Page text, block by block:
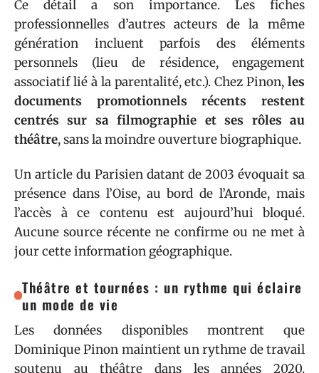
Ce détail a son importance. Les fiches
professionnelles d’autres acteurs de la même
génération incluent parfois des éléments
personnels (lieu de résidence, engagement
associatif lié à la parentalité, etc.). Chez Pinon, les
documents promotionnels récents restent
centrés sur sa filmographie et ses rôles au
théâtre, sans la moindre ouverture biographique.
Un article du Parisien datant de 2003 évoquait sa
présence dans l’Oise, au bord de l’Aronde, mais
l’accès à ce contenu est aujourd’hui bloqué.
Aucune source récente ne confirme ou ne met à
jour cette information géographique.
Théâtre et tournées : un rythme qui éclaire
un mode de vie
Les données disponibles montrent que
Dominique Pinon maintient un rythme de travail
soutenu au théâtre dans les années 2020.